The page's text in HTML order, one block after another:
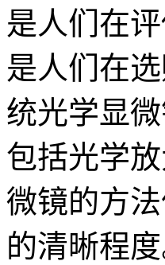
是人们在
是人们在
统光学显
包括光学
微镜的方
的清晰程